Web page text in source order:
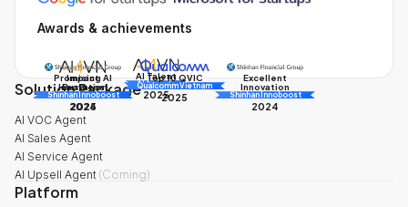
Awards & achievements
Promising AI
Business
AI Awards
2025
AI Talent
AI Awards
2025
Excellent
Innovation
Shinhan Innoboost
2024
Impact
Innovation
Shinhan Innoboost
2024
Top 10 QVIC
Qualcomm Vietnam
2025
Solution Package
AI VOC Agent
AI Sales Agent
AI Service Agent
AI Upsell Agent (Coming)
Platform